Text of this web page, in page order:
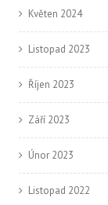
Květen 2024
Listopad 2023
Říjen 2023
Září 2023
Únor 2023
Listopad 2022